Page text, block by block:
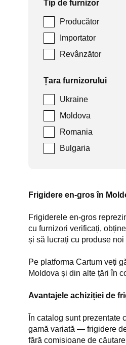
Tip de furnizor
Producător
Importator
Revânzător
Țara furnizorului
Ukraine
Moldova
Romania
Bulgaria
Frigidere en-gros în
Frigiderele en-gros
cu furnizori verificați,
și să lucrați cu produse noi
Pe platforma Cartum veți
Moldova și din alte țări în
Avantajele achiziției de
În catalog sunt prezentate
gamă variată — frigidere
fără comisioane de